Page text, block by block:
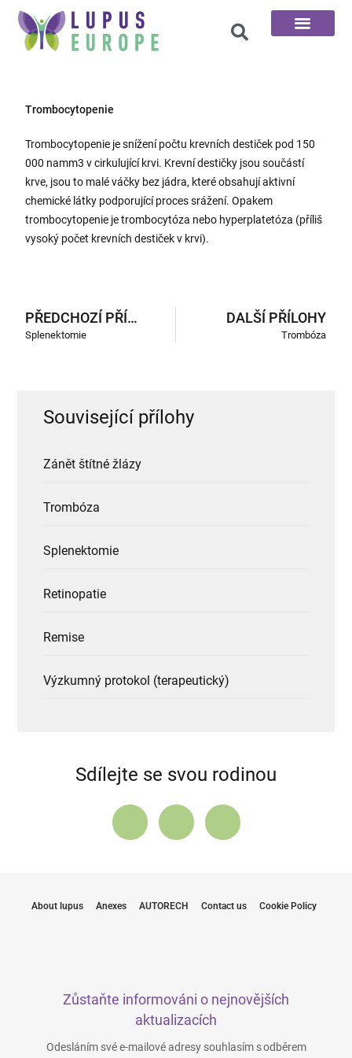
Trombocytopenie
Trombocytopenie je snížení počtu krevních destiček pod 150
000 namm3 v cirkulující krvi. Krevní destičky jsou součástí
krve, jsou to malé váčky bez jádra, které obsahují aktivní
chemické látky podporující proces srážení. Opakem
trombocytopenie je trombocytóza nebo hyperplatetóza (příliš
vysoký počet krevních destiček v krvi).
PŘEDCHOZÍ PŘÍLOHY
Splenektomie
DALŠÍ PŘÍLOHY
Trombóza
Související přílohy
Zánět štítné žlázy
Trombóza
Splenektomie
Retinopatie
Remise
Výzkumný protokol (terapeutický)
Sdílejte se svou rodinou
About lupus Anexes AUTORECH Contact us Cookie Policy
Zůstaňte informováni o nejnovějších
aktualizacích
Odesláním své e-mailové adresy souhlasím s odběrem